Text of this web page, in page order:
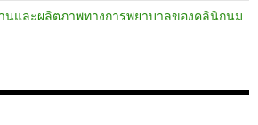
นและผลิตภาพทางการพยาบาลของคลินิกนม